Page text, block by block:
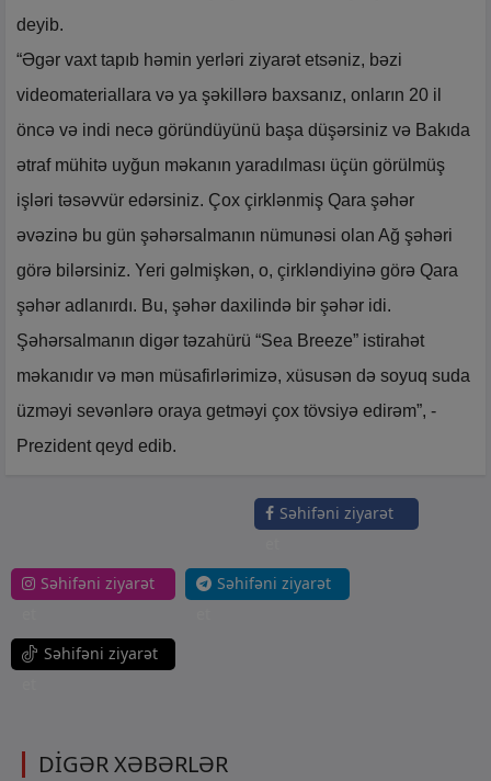
deyib.
“Əgər vaxt tapıb həmin yerləri ziyarət etsəniz, bəzi
videomateriallara və ya şəkillərə baxsanız, onların 20 il
öncə və indi necə göründüyünü başa düşərsiniz və Bakıda
ətraf mühitə uyğun məkanın yaradılması üçün görülmüş
işləri təsəvvür edərsiniz. Çox çirklənmiş Qara şəhər
əvəzinə bu gün şəhərsalmanın nümunəsi olan Ağ şəhəri
görə bilərsiniz. Yeri gəlmişkən, o, çirkləndiyinə görə Qara
şəhər adlanırdı. Bu, şəhər daxilində bir şəhər idi.
Şəhərsalmanın digər təzahürü “Sea Breeze” istirahət
məkanıdır və mən müsafirlərimizə, xüsusən də soyuq suda
üzməyi sevənlərə oraya getməyi çox tövsiyə edirəm”, -
Prezident qeyd edib.
Səhifəni ziyarət
Səhifəni ziyarət
Səhifəni ziyarət
Səhifəni ziyarət
DİGƏR XƏBƏRLƏR